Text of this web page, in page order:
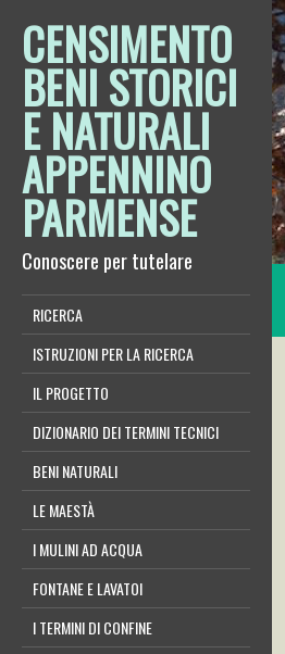
CENSIMENTO
BENI STORICI
E NATURALI
APPENNINO
PARMENSE
Conoscere per tutelare
RICERCA
ISTRUZIONI PER LA RICERCA
IL PROGETTO
DIZIONARIO DEI TERMINI TECNICI
BENI NATURALI
LE MAESTÀ
I MULINI AD ACQUA
FONTANE E LAVATOI
I TERMINI DI CONFINE